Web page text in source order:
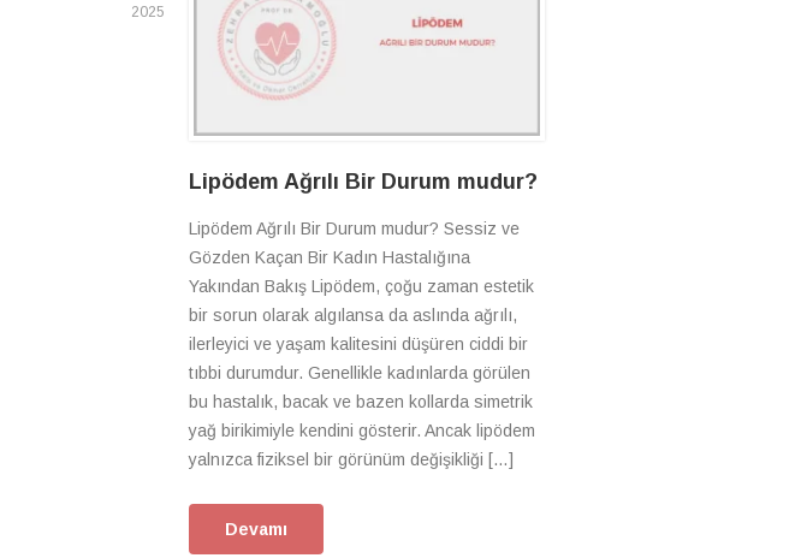
2025
Lipödem Ağrılı Bir Durum mudur?
Lipödem Ağrılı Bir Durum mudur? Sessiz ve
Gözden Kaçan Bir Kadın Hastalığına
Yakından Bakış Lipödem, çoğu zaman estetik
bir sorun olarak algılansa da aslında ağrılı,
ilerleyici ve yaşam kalitesini düşüren ciddi bir
tıbbi durumdur. Genellikle kadınlarda görülen
bu hastalık, bacak ve bazen kollarda simetrik
yağ birikimiyle kendini gösterir. Ancak lipödem
yalnızca fiziksel bir görünüm değişikliği […]
Devamı